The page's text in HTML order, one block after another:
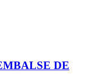
DE